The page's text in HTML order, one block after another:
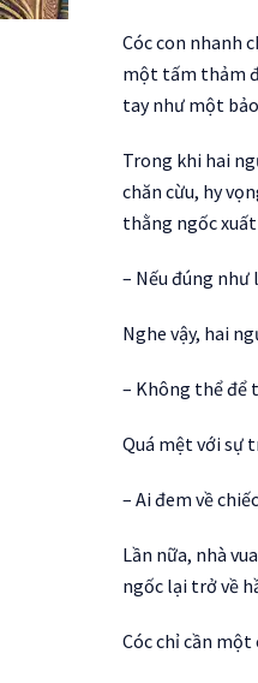
Cóc con nhanh
một tấm thảm
tay như một
Trong khi hai
chăn cừu, hy
thằng ngốc
– Nếu đúng như
Nghe vậy, hai
– Không thể để
Quá mệt với sự
– Ai đem về
Lần nữa, nhà
ngốc lại trở về
Cóc chỉ cần